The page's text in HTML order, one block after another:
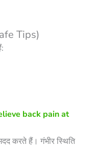
Tips)
back pain at
करते हैं। गंभीर स्थिति